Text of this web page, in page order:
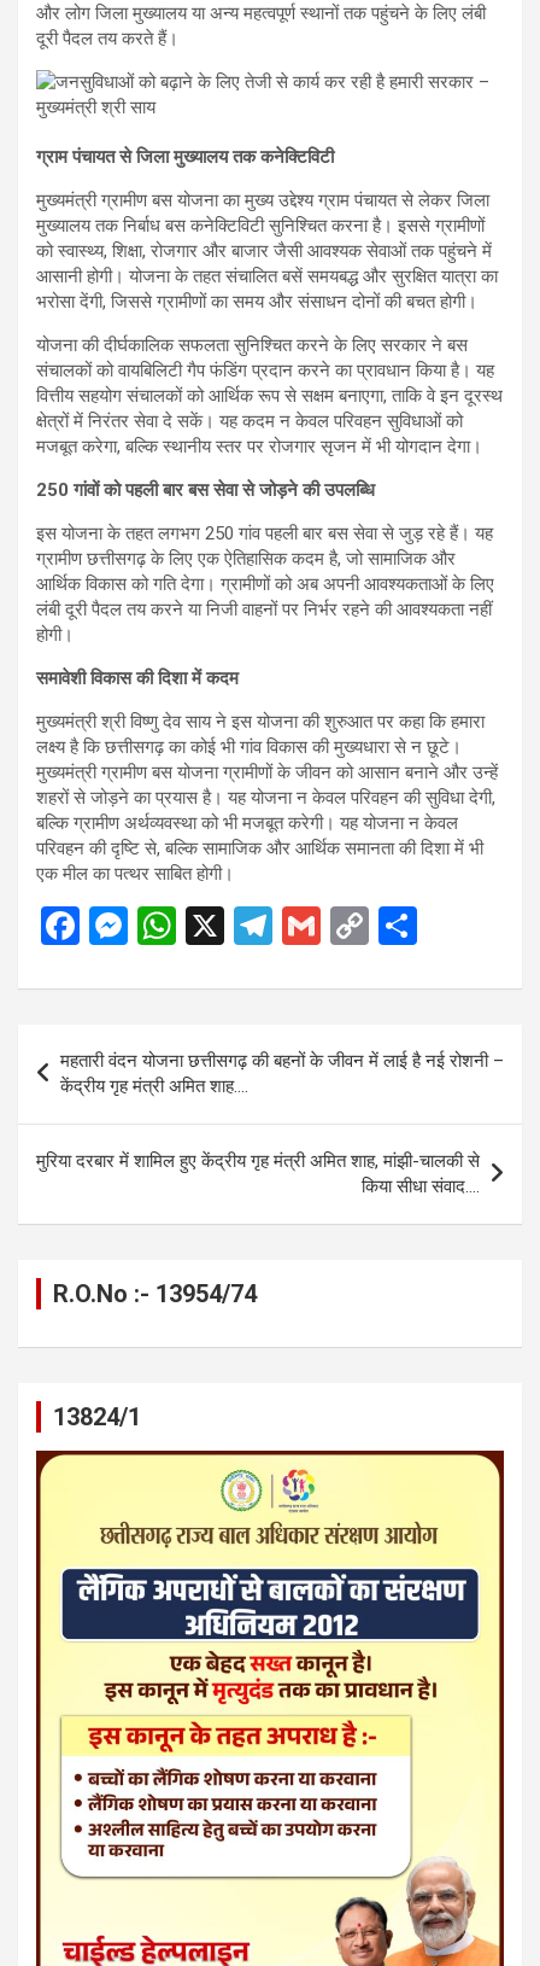
और लोग जिला मुख्यालय या अन्य महत्वपूर्ण स्थानों तक पहुंचने के लिए लंबी
दूरी पैदल तय करते हैं।
ग्राम पंचायत से जिला मुख्यालय तक कनेक्टिविटी
मुख्यमंत्री ग्रामीण बस योजना का मुख्य उद्देश्य ग्राम पंचायत से लेकर जिला
मुख्यालय तक निर्बाध बस कनेक्टिविटी सुनिश्चित करना है। इससे ग्रामीणों
को स्वास्थ्य, शिक्षा, रोजगार और बाजार जैसी आवश्यक सेवाओं तक पहुंचने में
आसानी होगी। योजना के तहत संचालित बसें समयबद्ध और सुरक्षित यात्रा का
भरोसा देंगी, जिससे ग्रामीणों का समय और संसाधन दोनों की बचत होगी।
योजना की दीर्घकालिक सफलता सुनिश्चित करने के लिए सरकार ने बस
संचालकों को वायबिलिटी गैप फंडिंग प्रदान करने का प्रावधान किया है। यह
वित्तीय सहयोग संचालकों को आर्थिक रूप से सक्षम बनाएगा, ताकि वे इन दूरस्थ
क्षेत्रों में निरंतर सेवा दे सकें। यह कदम न केवल परिवहन सुविधाओं को
मजबूत करेगा, बल्कि स्थानीय स्तर पर रोजगार सृजन में भी योगदान देगा।
250 गांवों को पहली बार बस सेवा से जोड़ने की उपलब्धि
इस योजना के तहत लगभग 250 गांव पहली बार बस सेवा से जुड़ रहे हैं। यह
ग्रामीण छत्तीसगढ़ के लिए एक ऐतिहासिक कदम है, जो सामाजिक और
आर्थिक विकास को गति देगा। ग्रामीणों को अब अपनी आवश्यकताओं के लिए
लंबी दूरी पैदल तय करने या निजी वाहनों पर निर्भर रहने की आवश्यकता नहीं
होगी।
समावेशी विकास की दिशा में कदम
मुख्यमंत्री श्री विष्णु देव साय ने इस योजना की शुरुआत पर कहा कि हमारा
लक्ष्य है कि छत्तीसगढ़ का कोई भी गांव विकास की मुख्यधारा से न छूटे।
मुख्यमंत्री ग्रामीण बस योजना ग्रामीणों के जीवन को आसान बनाने और उन्हें
शहरों से जोड़ने का प्रयास है। यह योजना न केवल परिवहन की सुविधा देगी,
बल्कि ग्रामीण अर्थव्यवस्था को भी मजबूत करेगी। यह योजना न केवल
परिवहन की दृष्टि से, बल्कि सामाजिक और आर्थिक समानता की दिशा में भी
एक मील का पत्थर साबित होगी।
F
ce
b
o
o
k
M
se
g
er
W
at
A
p
p
X
T
e
gr
a
m
G
ail
C
py
Li
n
k
ar
e
navigation
महतारी वंदन योजना छत्तीसगढ़ की बहनों के जीवन में लाई है नई रोशनी –
केंद्रीय गृह मंत्री अमित शाह….
मुरिया दरबार में शामिल हुए केंद्रीय गृह मंत्री अमित शाह, मांझी-चालकी से
किया सीधा संवाद….
R.O.No :- 13954/74
13824/1